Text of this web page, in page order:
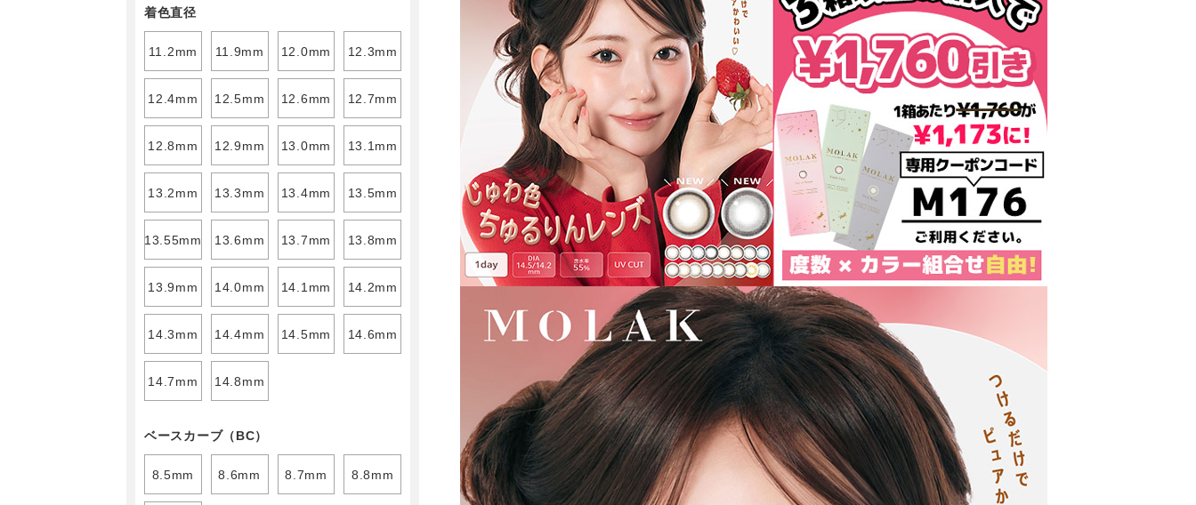
着色直径
11.2mm 11.9mm 12.0mm 12.3mm
12.4mm 12.5mm 12.6mm 12.7mm
12.8mm 12.9mm 13.0mm 13.1mm
13.2mm 13.3mm 13.4mm 13.5mm
13.55mm 13.6mm 13.7mm 13.8mm
13.9mm 14.0mm 14.1mm 14.2mm
14.3mm 14.4mm 14.5mm 14.6mm
14.7mm 14.8mm
ベースカーブ（BC）
8.5mm 8.6mm 8.7mm 8.8mm